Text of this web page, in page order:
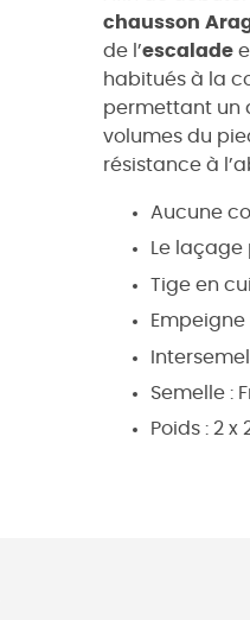
chausson
de l’escalade
habitués à la
permettant un
volumes du
résistance à
Aucune
Le laçage
Tige en
Semelle :
Poids : 2 x